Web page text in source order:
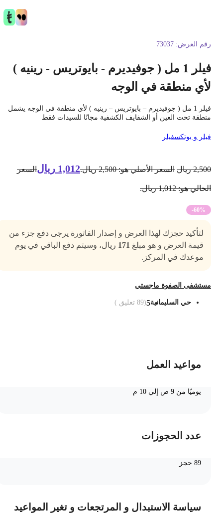
العرض: 73037
فيلر 1 مل ( جوفيديرم - بايوتريس - رينيه )
منطقة في الوجه
فيلر 1 مل ( جوفيديرم – بايوتريس – رينيه ) لأي منطقة في الوجه يشمل
تحت العين أو الشفايف الكشفية مجانًا للسيدات فقط
و بوتكسفيلر
ريال السعر الأصلي هو: 2,500 ريال. 1,012 ريال السعر
هو: 1,012 ريال.
-60%
لتأكيد حجزك لهذا العرض و إصدار الفاتورة يرجى دفع جزء من
قيمة العرض و هو مبلغ171 ريال، وسيتم دفع الباقي في يوم
موعدك في المركز.
الصفوة ماجستي
حي السليمانية5
(
89تعليق )
مواعيد العمل
يوميًا من 9 ص إلي 10 م
عدد الحجوزات
سياسة الاستبدال و المرتجعات و تغير المواعيد